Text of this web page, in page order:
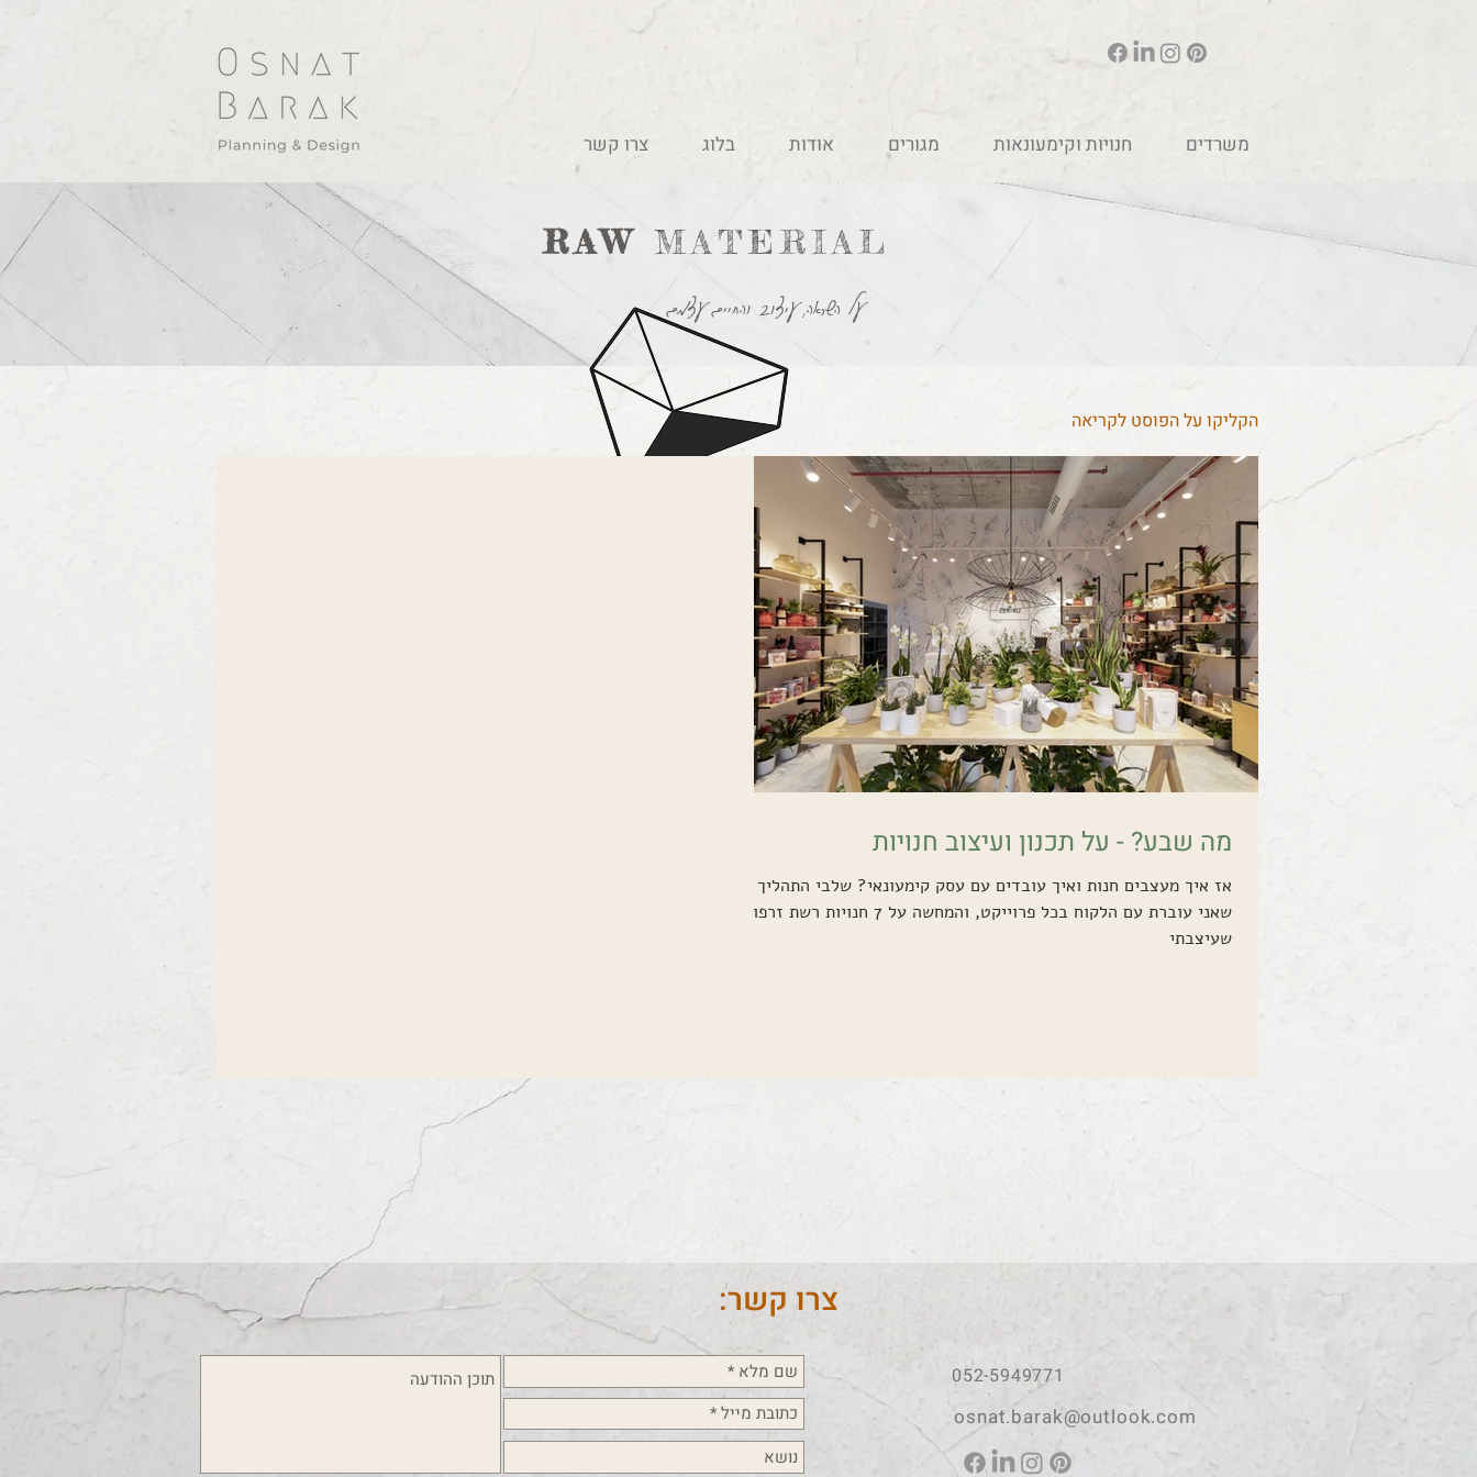
משרדים חנויות וקימעונאות מגורים אודות בלוג צרו קשר
RAW MATERIAL
על השראה, עיצוב והחיים עצמם
הקליקו על הפוסט לקריאה
מה שבע? - על תכנון ועיצוב חנויות
אז איך מעצבים חנות ואיך עובדים עם עסק קימעונאי? שלבי התהליך
שאני עוברת עם הלקוח בכל פרוייקט, והמחשה על 7 חנויות רשת זרפוריו
שעיצבתי
צרו קשר:
052-5949771
osnat.barak@outlook.com